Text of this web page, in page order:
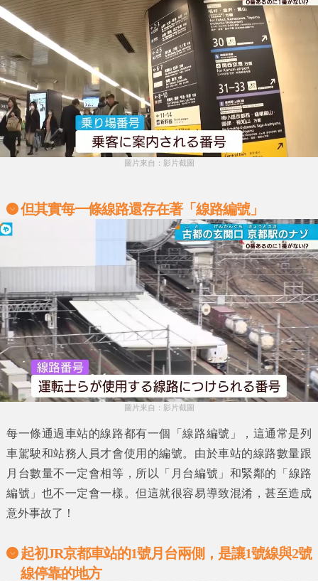
圖片來自：影片截圖
但其實每一條線路還存在著「線路編號」
圖片來自：影片截圖
每一條通過車站的線路都有一個 「線路編號」
，這通常是列
車駕駛和站務人員才會使用的編號。由於車站的線路數量跟
月台數量不一定會相等，所以 「月台編號」 和緊鄰的
「線路
編號」 也不一定會一樣。但這就很容易導致混淆，甚至造成
意外事故了！
起初JR京都車站的1號月台兩側，是讓1號線與2號
線停靠的地方